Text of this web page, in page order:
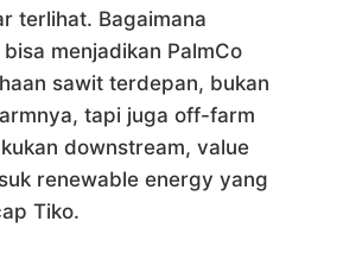
terlihat. Bagaimana
menjadikan PalmCo
sawit terdepan, bukan
tapi juga off-farm
downstream, value
renewable energy yang
Tiko.